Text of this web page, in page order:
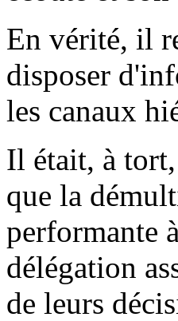
En vérité, il
disposer
les canaux
Il était, à
que la
performante
délégation
de leurs